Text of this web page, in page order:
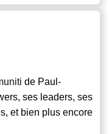
de Paul-
ses leaders, ses
et bien plus encore